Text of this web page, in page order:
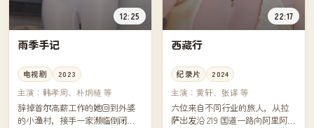
12:25
雨季手记
电视剧 2023
主演： 韩孝周、朴炯植 等
辞掉首尔高薪工作的她回到外婆
的小渔村，接手一家濒临倒闭的
22:17
西藏行
纪录片 2024
主演：黄轩、张译 等
六位来自不同行业的旅人，从拉
萨出发沿 219 国道一路向阿里阿